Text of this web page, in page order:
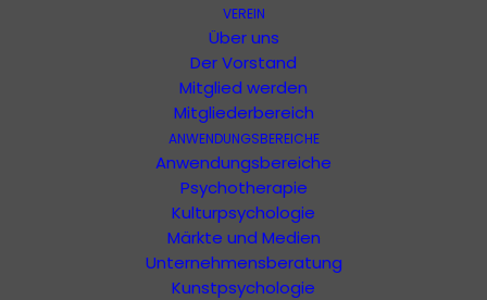
VEREIN
Über uns
Der Vorstand
Mitglied werden
Mitgliederbereich
ANWENDUNGSBEREICHE
Anwendungsbereiche
Psychotherapie
Kulturpsychologie
Märkte und Medien
Unternehmensberatung
Kunstpsychologie
Ihr Warenkorb
Dein Warenkorb ist derzeit leer.
ZURÜCK ZUM SHOP